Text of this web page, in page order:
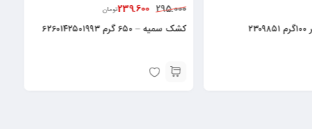
295.000
239.600تومان
کشک سمیه – ۶۵۰ گرم ۶۲۶۰۱۴۲۵۰۱۹۹۳